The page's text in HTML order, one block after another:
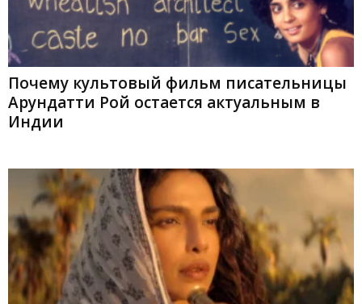
Почему культовый фильм писательницы
Арундатти Рой остается актуальным в
Индии